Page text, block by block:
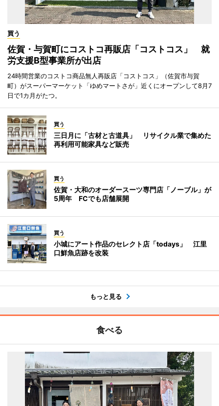
買う
佐賀・与賀町にコストコ再販店「コストコス」 就
労支援B型事業所が出店
24時間営業のコストコ商品無人再販店「コストコス」（佐賀市与賀
町）がスーパーマーケット「ゆめマートさが」近くにオープンして8月7
日で1カ月がたつ。
買う
三日月に「古材と古道具」 リサイクル業で集めた
再利用可能家具など販売
買う
佐賀・大和のオーダースーツ専門店「ノーブル」が
5周年 FCでも店舗展開
買う
小城にアート作品のセレクト店「todays」 江里
口鮮魚店跡を改装
もっと見る
食べる